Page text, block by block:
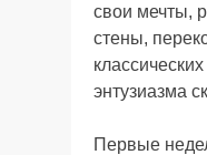
свои мечты,
стены,
энтузиазма
Первые